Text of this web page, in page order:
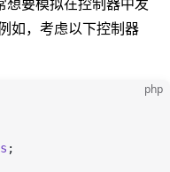
如，考虑以下控制器
php
;